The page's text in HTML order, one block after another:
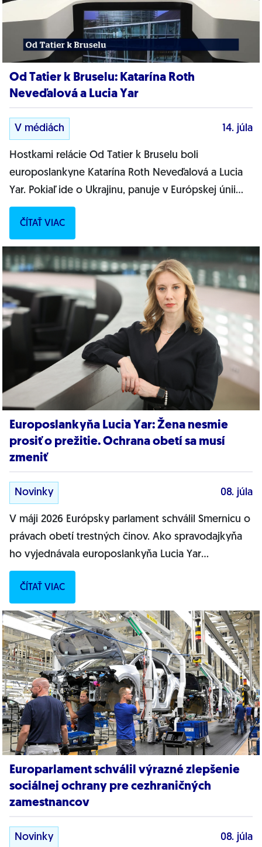
Od Tatier k Bruselu: Katarína Roth
Neveďalová a Lucia Yar
V médiách 14. júla
Hostkami relácie Od Tatier k Bruselu boli
europoslankyne Katarína Roth Neveďalová a Lucia
Yar. Pokiaľ ide o Ukrajinu, panuje v Európskej únii
jednota. Vyhlásil po poslednom samite lídrov...
ČÍTAŤ VIAC
Europoslankyňa Lucia Yar: Žena nesmie
prosiť o prežitie. Ochrana obetí sa musí
zmeniť
Novinky 08. júla
V máji 2026 Európsky parlament schválil Smernicu o
právach obetí trestných činov. Ako spravodajkyňa
ho vyjednávala europoslankyňa Lucia Yar
(Progresívne Slovensko). „Je to výsledok...
ČÍTAŤ VIAC
Europarlament schválil výrazné zlepšenie
sociálnej ochrany pre cezhraničných
zamestnancov
Novinky 08. júla